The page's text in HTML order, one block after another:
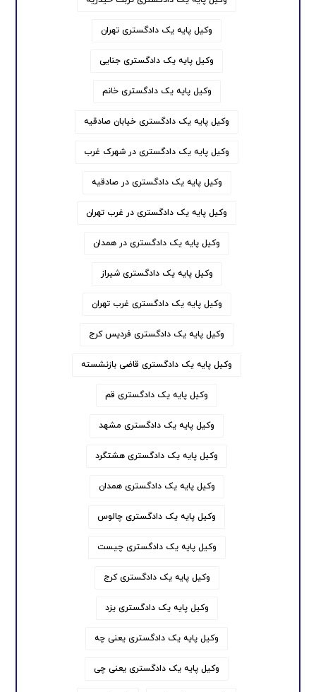
وکیل پایه یک دادگستری تهران
وکیل پایه یک دادگستری جنایی
وکیل پایه یک دادگستری خانم
وکیل پایه یک دادگستری خیابان صادقیه
وکیل پایه یک دادگستری در شهرک غرب
وکیل پایه یک دادگستری در صادقیه
وکیل پایه یک دادگستری در غرب تهران
وکیل پایه یک دادگستری در همدان
وکیل پایه یک دادگستری شیراز
وکیل پایه یک دادگستری غرب تهران
وکیل پایه یک دادگستری فردیس کرج
وکیل پایه یک دادگستری قاضی بازنشسته
وکیل پایه یک دادگستری قم
وکیل پایه یک دادگستری مشهد
وکیل پایه یک دادگستری هشتگرد
وکیل پایه یک دادگستری همدان
وکیل پایه یک دادگستری چالوس
وکیل پایه یک دادگستری چیست
وکیل پایه یک دادگستری کرج
وکیل پایه یک دادگستری یزد
وکیل پایه یک دادگستری یعنی چه
وکیل پایه یک دادگستری یعنی چی